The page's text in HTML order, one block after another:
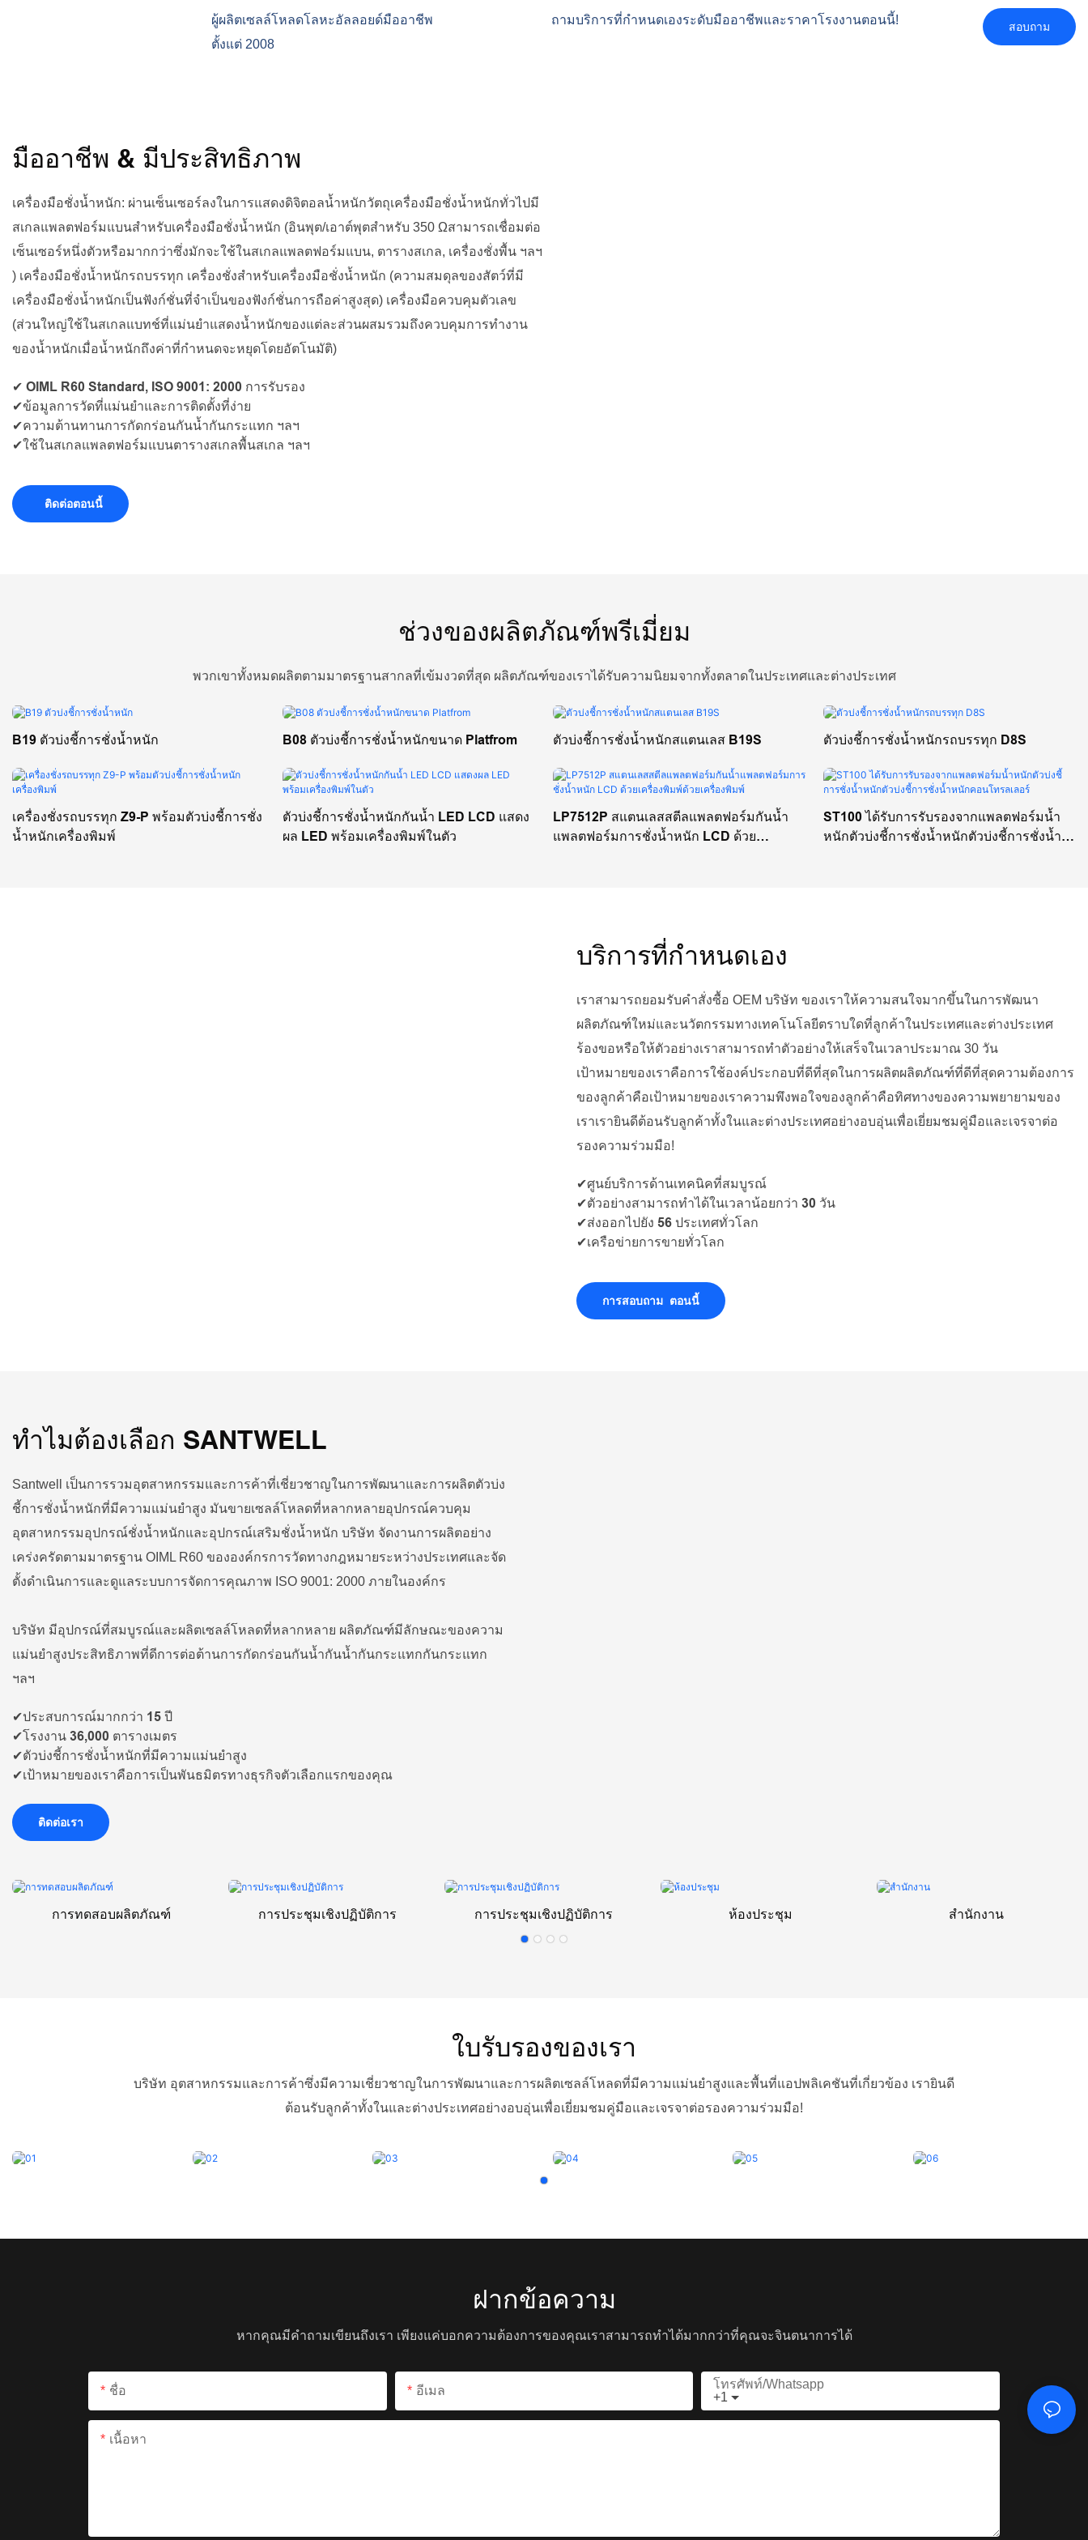
ผู้ผลิตเซลล์โหลดโลหะอัลลอยด์มืออาชีพ
ตั้งแต่ 2008
ถามบริการที่กำหนดเองระดับมืออาชีพและราคาโรงงานตอนนี้! สอบถาม
มืออาชีพ & มีประสิทธิภาพ
เครื่องมือชั่งน้ำหนัก: ผ่านเซ็นเซอร์ลงในการแสดงดิจิตอลน้ำหนักวัตถุเครื่องมือชั่งน้ำหนักทั่วไปมี
สเกลแพลตฟอร์มแบนสำหรับเครื่องมือชั่งน้ำหนัก (อินพุต/เอาต์พุตสำหรับ 350 Ωสามารถเชื่อมต่อ
เซ็นเซอร์หนึ่งตัวหรือมากกว่าซึ่งมักจะใช้ในสเกลแพลตฟอร์มแบน, ตารางสเกล, เครื่องชั่งพื้น ฯลฯ
) เครื่องมือชั่งน้ำหนักรถบรรทุก เครื่องชั่งสำหรับเครื่องมือชั่งน้ำหนัก (ความสมดุลของสัตว์ที่มี
เครื่องมือชั่งน้ำหนักเป็นฟังก์ชั่นที่จำเป็นของฟังก์ชั่นการถือค่าสูงสุด) เครื่องมือควบคุมตัวเลข
(ส่วนใหญ่ใช้ในสเกลแบทช์ที่แม่นยำแสดงน้ำหนักของแต่ละส่วนผสมรวมถึงควบคุมการทำงาน
ของน้ำหนักเมื่อน้ำหนักถึงค่าที่กำหนดจะหยุดโดยอัตโนมัติ)
✔ OIML R60 Standard, ISO 9001: 2000 การรับรอง
✔ข้อมูลการวัดที่แม่นยำและการติดตั้งที่ง่าย
✔ความต้านทานการกัดกร่อนกันน้ำกันกระแทก ฯลฯ
✔ใช้ในสเกลแพลตฟอร์มแบนตารางสเกลพื้นสเกล ฯลฯ
ติดต่อตอนนี้
ช่วงของผลิตภัณฑ์พรีเมี่ยม
พวกเขาทั้งหมดผลิตตามมาตรฐานสากลที่เข้มงวดที่สุด ผลิตภัณฑ์ของเราได้รับความนิยมจากทั้งตลาดในประเทศและต่างประเทศ
B19 ตัวบ่งชี้การชั่งน้ำหนัก B08 ตัวบ่งชี้การชั่งน้ำหนักขนาด Platfrom ตัวบ่งชี้การชั่งน้ำหนักสแตนเลส B19S ตัวบ่งชี้การชั่งน้ำหนักรถบรรทุก D8S
เครื่องชั่งรถบรรทุก Z9-P พร้อมตัวบ่งชี้การชั่ง
น้ำหนักเครื่องพิมพ์
ตัวบ่งชี้การชั่งน้ำหนักกันน้ำ LED LCD แสดง
ผล LED พร้อมเครื่องพิมพ์ในตัว
LP7512P สแตนเลสสตีลแพลตฟอร์มกันน้ำ
แพลตฟอร์มการชั่งน้ำหนัก LCD ด้วย
ST100 ได้รับการรับรองจากแพลตฟอร์มน้ำ
หนักตัวบ่งชี้การชั่งน้ำหนักตัวบ่งชี้การชั่งน้ำ
บริการที่กำหนดเอง
เราสามารถยอมรับคำสั่งซื้อ OEM บริษัท ของเราให้ความสนใจมากขึ้นในการพัฒนา
ผลิตภัณฑ์ใหม่และนวัตกรรมทางเทคโนโลยีตราบใดที่ลูกค้าในประเทศและต่างประเทศ
ร้องขอหรือให้ตัวอย่างเราสามารถทำตัวอย่างให้เสร็จในเวลาประมาณ 30 วัน
เป้าหมายของเราคือการใช้องค์ประกอบที่ดีที่สุดในการผลิตผลิตภัณฑ์ที่ดีที่สุดความต้องการ
ของลูกค้าคือเป้าหมายของเราความพึงพอใจของลูกค้าคือทิศทางของความพยายามของ
เราเรายินดีต้อนรับลูกค้าทั้งในและต่างประเทศอย่างอบอุ่นเพื่อเยี่ยมชมคู่มือและเจรจาต่อ
รองความร่วมมือ!
✔ศูนย์บริการด้านเทคนิคที่สมบูรณ์
✔ตัวอย่างสามารถทำได้ในเวลาน้อยกว่า 30 วัน
✔ส่งออกไปยัง 56 ประเทศทั่วโลก
✔เครือข่ายการขายทั่วโลก
การสอบถาม ตอนนี้
ทำไมต้องเลือก SANTWELL
Santwell เป็นการรวมอุตสาหกรรมและการค้าที่เชี่ยวชาญในการพัฒนาและการผลิตตัวบ่ง
ชี้การชั่งน้ำหนักที่มีความแม่นยำสูง มันขายเซลล์โหลดที่หลากหลายอุปกรณ์ควบคุม
อุตสาหกรรมอุปกรณ์ชั่งน้ำหนักและอุปกรณ์เสริมชั่งน้ำหนัก บริษัท จัดงานการผลิตอย่าง
เคร่งครัดตามมาตรฐาน OIML R60 ขององค์กรการวัดทางกฎหมายระหว่างประเทศและจัด
ตั้งดำเนินการและดูแลระบบการจัดการคุณภาพ ISO 9001: 2000 ภายในองค์กร
บริษัท มีอุปกรณ์ที่สมบูรณ์และผลิตเซลล์โหลดที่หลากหลาย ผลิตภัณฑ์มีลักษณะของความ
แม่นยำสูงประสิทธิภาพที่ดีการต่อต้านการกัดกร่อนกันน้ำกันน้ำกันกระแทกกันกระแทก
ฯลฯ
✔ประสบการณ์มากกว่า 15 ปี
✔โรงงาน 36,000 ตารางเมตร
✔ตัวบ่งชี้การชั่งน้ำหนักที่มีความแม่นยำสูง
✔เป้าหมายของเราคือการเป็นพันธมิตรทางธุรกิจตัวเลือกแรกของคุณ
ติดต่อเรา
การทดสอบผลิตภัณฑ์ การประชุมเชิงปฏิบัติการ การประชุมเชิงปฏิบัติการ ห้องประชุม สำนักงาน
ใบรับรองของเรา
บริษัท อุตสาหกรรมและการค้าซึ่งมีความเชี่ยวชาญในการพัฒนาและการผลิตเซลล์โหลดที่มีความแม่นยำสูงและพื้นที่แอปพลิเคชันที่เกี่ยวข้อง เรายินดี
ต้อนรับลูกค้าทั้งในและต่างประเทศอย่างอบอุ่นเพื่อเยี่ยมชมคู่มือและเจรจาต่อรองความร่วมมือ!
ฝากข้อความ
หากคุณมีคำถามเขียนถึงเรา เพียงแค่บอกความต้องการของคุณเราสามารถทำได้มากกว่าที่คุณจะจินตนาการได้
ชื่อ อีเมล +1
โทรศัพท์/whatsapp
เนื้อหา